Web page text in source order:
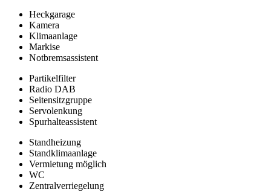
Heckgarage
Kamera
Klimaanlage
Markise
Notbremsassistent
Partikelfilter
Radio DAB
Seitensitzgruppe
Servolenkung
Spurhalteassistent
Standheizung
Standklimaanlage
Vermietung möglich
WC
Zentralverriegelung